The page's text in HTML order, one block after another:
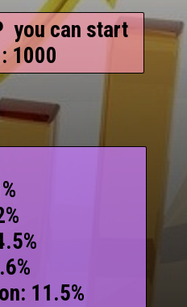
you can start
1000
11.5%